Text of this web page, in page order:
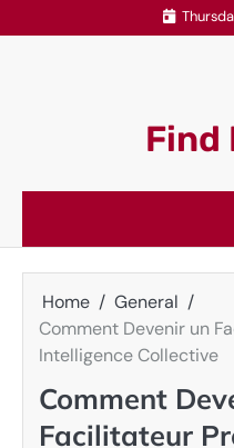
to
Find
Home
General
Comment Devenir un
Intelligence Collective
Comment
Facilitateur